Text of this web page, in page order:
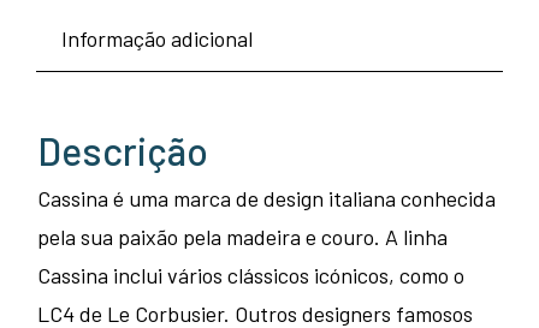
Informação adicional
Descrição
Cassina é uma marca de design italiana conhecida
pela sua paixão pela madeira e couro. A linha
Cassina inclui vários clássicos icónicos, como o
LC4 de Le Corbusier. Outros designers famosos